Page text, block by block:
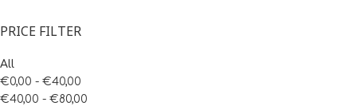
PRICE FILTER
All
€0,00 - €40,00
€40,00 - €80,00